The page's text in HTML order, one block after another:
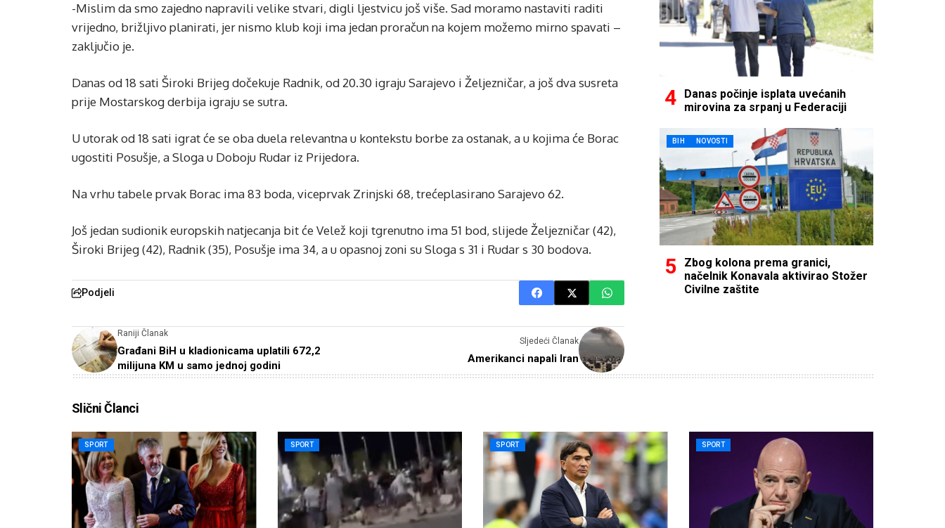
-Mislim da smo zajedno napravili velike stvari, digli ljestvicu još više. Sad moramo nastaviti raditi
vrijedno, brižljivo planirati, jer nismo klub koji ima jedan proračun na kojem možemo mirno spavati –
zaključio je.
Danas od 18 sati Široki Brijeg dočekuje Radnik, od 20.30 igraju Sarajevo i Željezničar, a još dva susreta
prije Mostarskog derbija igraju se sutra.
U utorak od 18 sati igrat će se oba duela relevantna u kontekstu borbe za ostanak, a u kojima će Borac
ugostiti Posušje, a Sloga u Doboju Rudar iz Prijedora.
Na vrhu tabele prvak Borac ima 83 boda, viceprvak Zrinjski 68, trećeplasirano Sarajevo 62.
Još jedan sudionik europskih natjecanja bit će Velež koji tgrenutno ima 51 bod, slijede Željezničar (42),
Široki Brijeg (42), Radnik (35), Posušje ima 34, a u opasnoj zoni su Sloga s 31 i Rudar s 30 bodova.
Podjeli
Raniji Članak
Građani BiH u kladionicama uplatili 672,2
milijuna KM u samo jednoj godini
Sljedeći Članak
Amerikanci napali Iran
Danas počinje isplata uvećanih
mirovina za srpanj u Federaciji
BIH NOVOSTI
Zbog kolona prema granici,
načelnik Konavala aktivirao Stožer
Civilne zaštite
Slični Članci
SPORT SPORT SPORT SPORT